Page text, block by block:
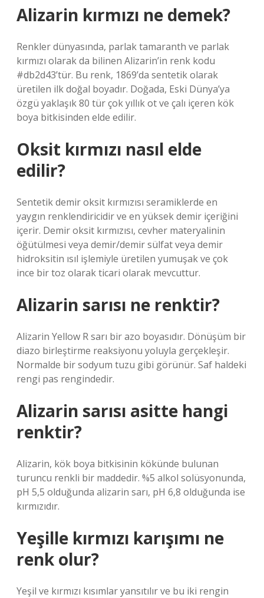
Alizarin kırmızı ne demek?
Renkler dünyasında, parlak tamaranth ve parlak
kırmızı olarak da bilinen Alizarin’in renk kodu
#db2d43’tür. Bu renk, 1869’da sentetik olarak
üretilen ilk doğal boyadır. Doğada, Eski Dünya’ya
özgü yaklaşık 80 tür çok yıllık ot ve çalı içeren kök
boya bitkisinden elde edilir.
Oksit kırmızı nasıl elde
edilir?
Sentetik demir oksit kırmızısı seramiklerde en
yaygın renklendiricidir ve en yüksek demir içeriğini
içerir. Demir oksit kırmızısı, cevher materyalinin
öğütülmesi veya demir/demir sülfat veya demir
hidroksitin ısıl işlemiyle üretilen yumuşak ve çok
ince bir toz olarak ticari olarak mevcuttur.
Alizarin sarısı ne renktir?
Alizarin Yellow R sarı bir azo boyasıdır. Dönüşüm bir
diazo birleştirme reaksiyonu yoluyla gerçekleşir.
Normalde bir sodyum tuzu gibi görünür. Saf haldeki
rengi pas rengindedir.
Alizarin sarısı asitte hangi
renktir?
Alizarin, kök boya bitkisinin kökünde bulunan
turuncu renkli bir maddedir. %5 alkol solüsyonunda,
pH 5,5 olduğunda alizarin sarı, pH 6,8 olduğunda ise
kırmızıdır.
Yeşille kırmızı karışımı ne
renk olur?
Yeşil ve kırmızı kısımlar yansıtılır ve bu iki rengin